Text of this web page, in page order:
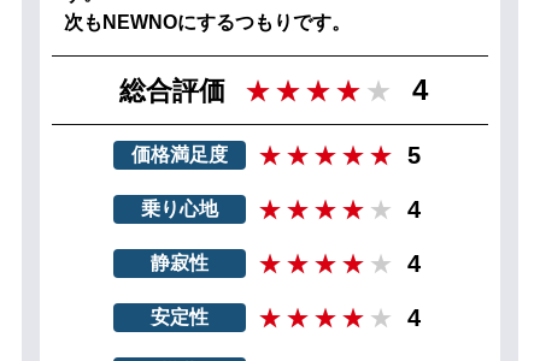
次もNEWNOにするつもりです。
総合評価 4
価格満足度 5
乗り心地 4
静寂性 4
安定性 4